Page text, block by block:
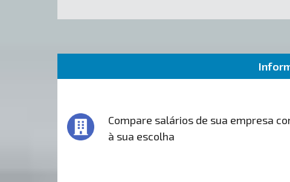
Compare salários de sua empresa
à sua escolha